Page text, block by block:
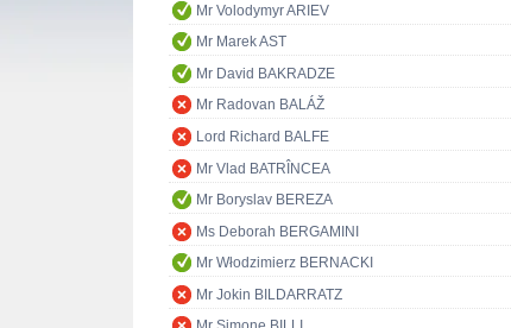
Mr Volodymyr ARIEV
Mr Marek AST
Mr David BAKRADZE
Mr Radovan BALÁŽ
Lord Richard BALFE
Mr Vlad BATRÎNCEA
Mr Boryslav BEREZA
Ms Deborah BERGAMINI
Mr Włodzimierz BERNACKI
Mr Jokin BILDARRATZ